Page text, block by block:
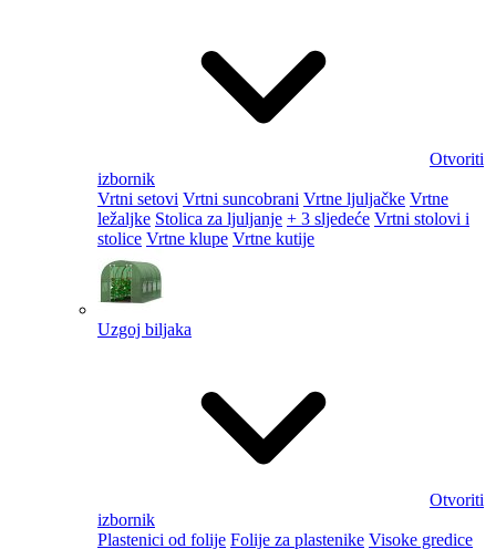
Otvoriti
izbornik
Vrtni setovi Vrtni suncobrani Vrtne ljuljačke Vrtne
ležaljke Stolica za ljuljanje + 3 sljedeće Vrtni stolovi i
stolice Vrtne klupe Vrtne kutije
Uzgoj biljaka
Otvoriti
izbornik
Plastenici od folije Folije za plastenike Visoke gredice